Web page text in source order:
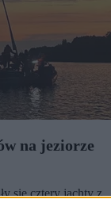
na jeziorze
się cztery jachty z